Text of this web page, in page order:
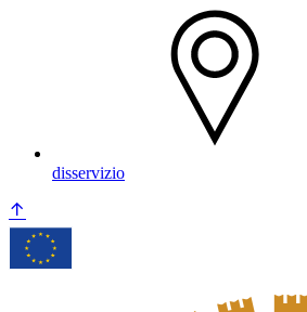
disservizio